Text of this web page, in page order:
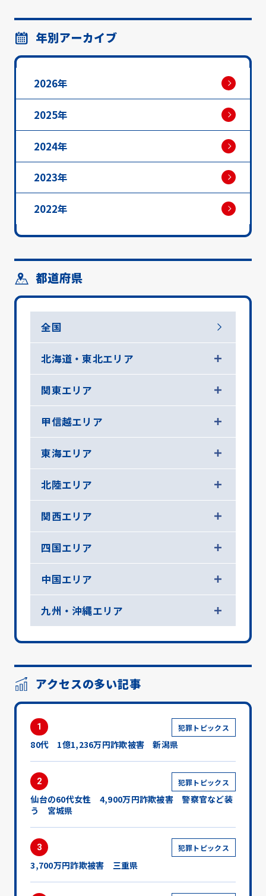
年別アーカイブ
2026年
2025年
2024年
2023年
2022年
都道府県
全国
北海道・東北エリア
関東エリア
甲信越エリア
東海エリア
北陸エリア
関西エリア
四国エリア
中国エリア
九州・沖縄エリア
アクセスの多い記事
1 犯罪トピックス
80代 1億1,236万円詐欺被害 新潟県
2 犯罪トピックス
仙台の60代女性 4,900万円詐欺被害 警察官など装
う 宮城県
3 犯罪トピックス
3,700万円詐欺被害 三重県